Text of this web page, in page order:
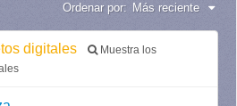
Ordenar por: Más reciente
digitales
Muestra los